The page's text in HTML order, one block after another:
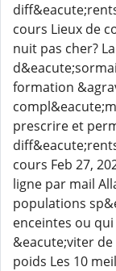
cours Lieux de
nuit pas cher?
formation
prescrire et
cours Feb 27,
ligne par mail
populations
enceintes ou
&eacute;viter
poids Les 10